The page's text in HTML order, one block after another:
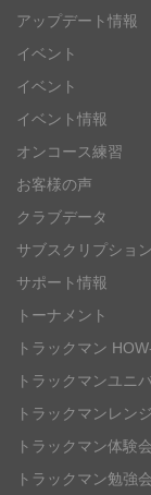
アップデート情報
イベント
イベント
イベント情報
オンコース練習
お客様の声
クラブデータ
サブスクリプション
サポート情報
トーナメント
トラックマン
トラックマンユニ
トラックマンレンジ
トラックマン体験会
トラックマン勉強会